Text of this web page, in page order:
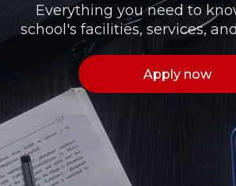
Everything you need to
school's facilities, services,
Apply now